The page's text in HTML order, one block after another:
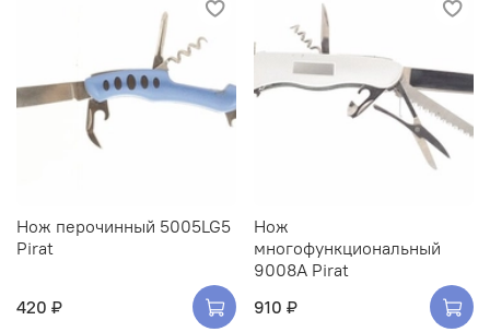
Нож перочинный 5005LG5
Pirat
420 ₽
Нож
многофункциональный
9008A Pirat
910 ₽